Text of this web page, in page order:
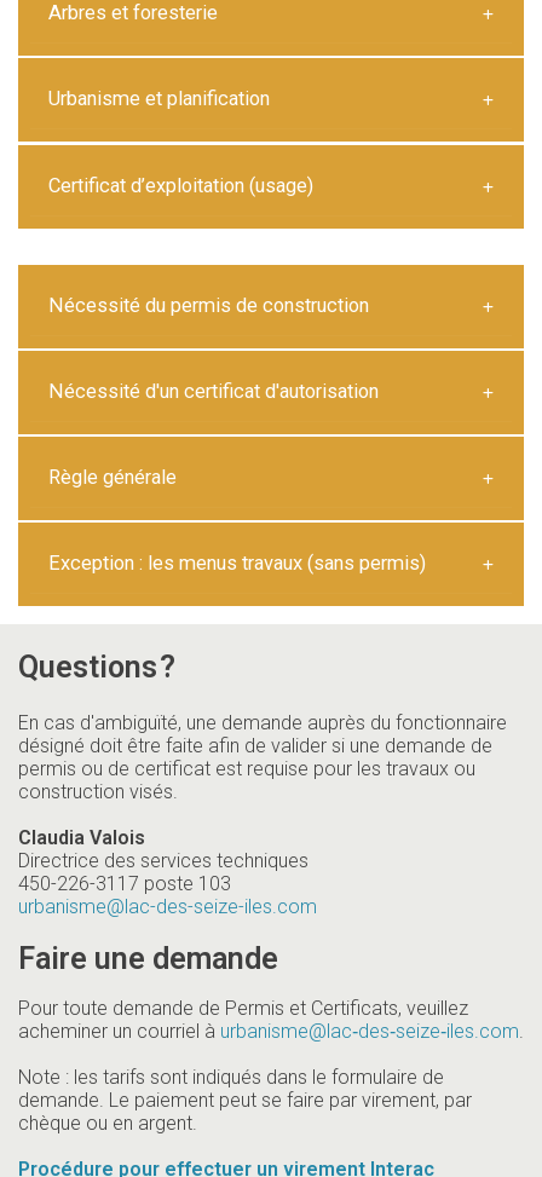
Arbres et foresterie
Urbanisme et planification
Certificat d’exploitation (usage)
Nécessité du permis de construction
Nécessité d'un certificat d'autorisation
Règle générale
Exception : les menus travaux (sans permis)
Questions?
En cas d'ambiguïté, une demande auprès du fonctionnaire
désigné doit être faite afin de valider si une demande de
permis ou de certificat est requise pour les travaux ou
construction visés.
Claudia Valois
Directrice des services techniques
450-226-3117 poste 103
urbanisme@lac-des-seize-iles.com
Faire une demande
Pour toute demande de Permis et Certificats, veuillez
acheminer un courriel à urbanisme@lac‑des‑seize‑iles.com
Note : les tarifs sont indiqués dans le formulaire de
demande. Le paiement peut se faire par virement, par
chèque ou en argent.
Procédure pour effectuer un virement Interac